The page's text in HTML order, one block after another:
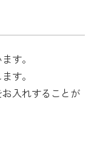
す。
す。
入れすることが